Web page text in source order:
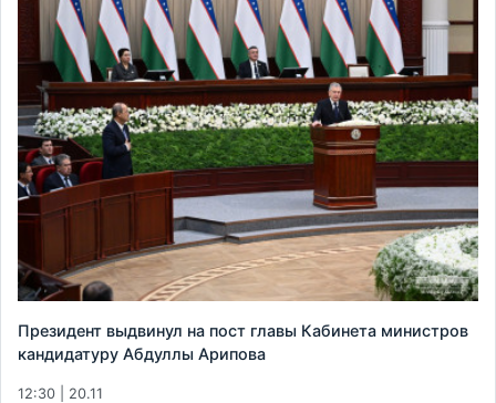
Президент выдвинул на пост главы Кабинета министров
кандидатуру Абдуллы Арипова
12:30 | 20.11